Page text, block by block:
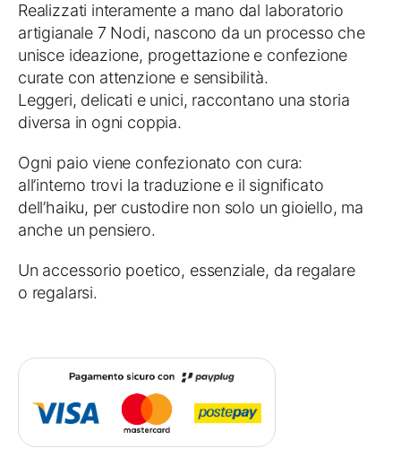
Realizzati interamente a mano dal laboratorio
artigianale 7 Nodi, nascono da un processo che
unisce ideazione, progettazione e confezione
curate con attenzione e sensibilità.
Leggeri, delicati e unici, raccontano una storia
diversa in ogni coppia.
Ogni paio viene confezionato con cura:
all’interno trovi la traduzione e il significato
dell’haiku, per custodire non solo un gioiello, ma
anche un pensiero.
Un accessorio poetico, essenziale, da regalare
o regalarsi.